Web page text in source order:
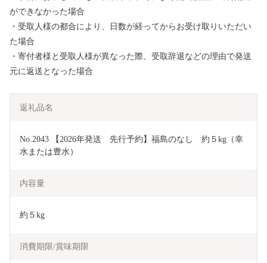
ができなかった場合
・受取人様の都合により、日数が経ってからお受け取りいただい
た場合
・寄付者様と受取人様が異なった際、受取辞退などの理由で発送
元に返送となった場合
返礼品名
No.2043 【2026年発送　先行予約】福島のなし　約５kg（幸
水または豊水）
内容量
約５kg
消費期限/賞味期限